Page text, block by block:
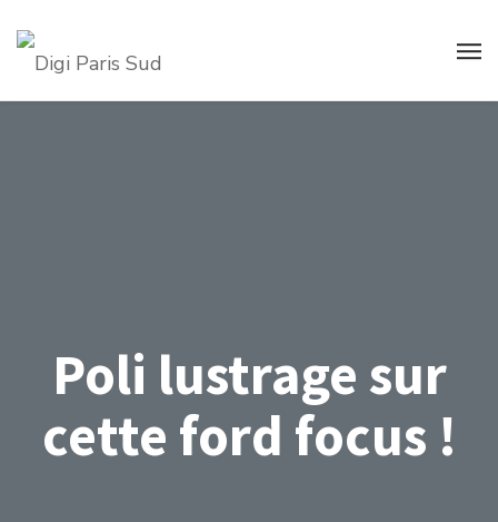
Poli lustrage sur
cette ford focus !